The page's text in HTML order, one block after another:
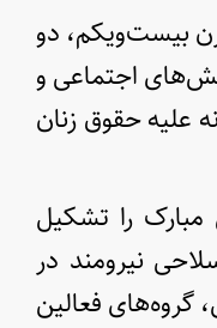
بیست‌ویکم، دو
اجتماعی و
علیه حقوق زنان
۲۰۱۱ مصر علیه حُسنی مبارک را تشکیل
نیرومند در
گروه‌های فعالین